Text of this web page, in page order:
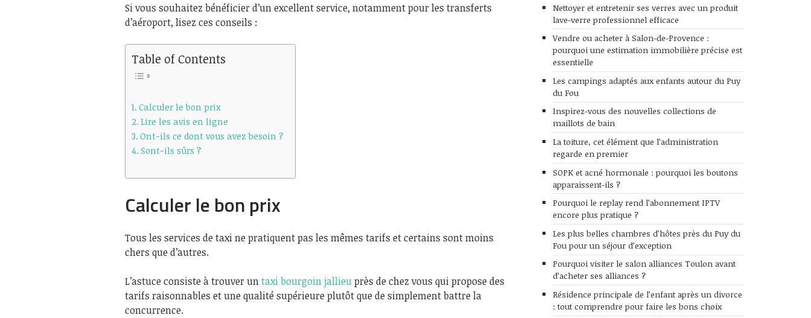
Si vous souhaitez bénéficier d’un excellent service, notamment pour les transferts
d’aéroport, lisez ces conseils :
Table of Contents
Calculer le bon prix
Lire les avis en ligne
Ont-ils ce dont vous avez besoin ?
Sont-ils sûrs ?
Calculer le bon prix
Tous les services de taxi ne pratiquent pas les mêmes tarifs et certains sont moins
chers que d’autres.
L’astuce consiste à trouver untaxi bourgoin jallieuprès de chez vous qui propose des
tarifs raisonnables et une qualité supérieure plutôt que de simplement battre la
concurrence.
Nettoyer et entretenir ses verres avec un produit
lave-verre professionnel efficace
Vendre ou acheter à Salon-de-Provence :
pourquoi une estimation immobilière précise est
essentielle
Les campings adaptés aux enfants autour du Puy
du Fou
Inspirez-vous des nouvelles collections de
maillots de bain
La toiture, cet élément que l’administration
regarde en premier
SOPK et acné hormonale : pourquoi les boutons
apparaissent-ils ?
Pourquoi le replay rend l’abonnement IPTV
encore plus pratique ?
Les plus belles chambres d’hôtes près du Puy du
Fou pour un séjour d’exception
Pourquoi visiter le salon alliances Toulon avant
d’acheter ses alliances ?
Résidence principale de l’enfant après un divorce
: tout comprendre pour faire les bons choix